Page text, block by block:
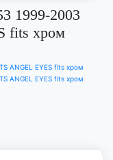
1999-2003
fits хром